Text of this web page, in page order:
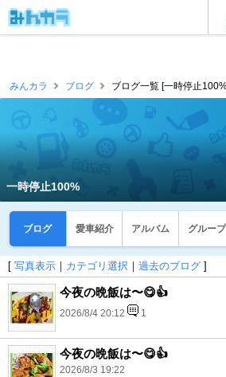
みんカラ ブログ ブログ一覧 [一時停止
一時停止100%
ブログ 愛車紹介 アルバム グループ
[ 写真表示 ｜ カテゴリ選択 ｜ 過去のブログ ]
今夜の晩飯は〜😋👍
2026/8/4 20:12 1
今夜の晩飯は〜😋👍
2026/8/3 19:22